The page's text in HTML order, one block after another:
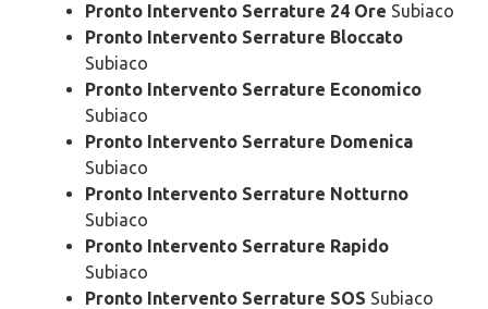
Pronto Intervento Serrature 24 Ore Subiaco
Pronto Intervento Serrature Bloccato
Subiaco
Pronto Intervento Serrature Economico
Subiaco
Pronto Intervento Serrature Domenica
Subiaco
Pronto Intervento Serrature Notturno
Subiaco
Pronto Intervento Serrature Rapido
Subiaco
Pronto Intervento Serrature SOS Subiaco